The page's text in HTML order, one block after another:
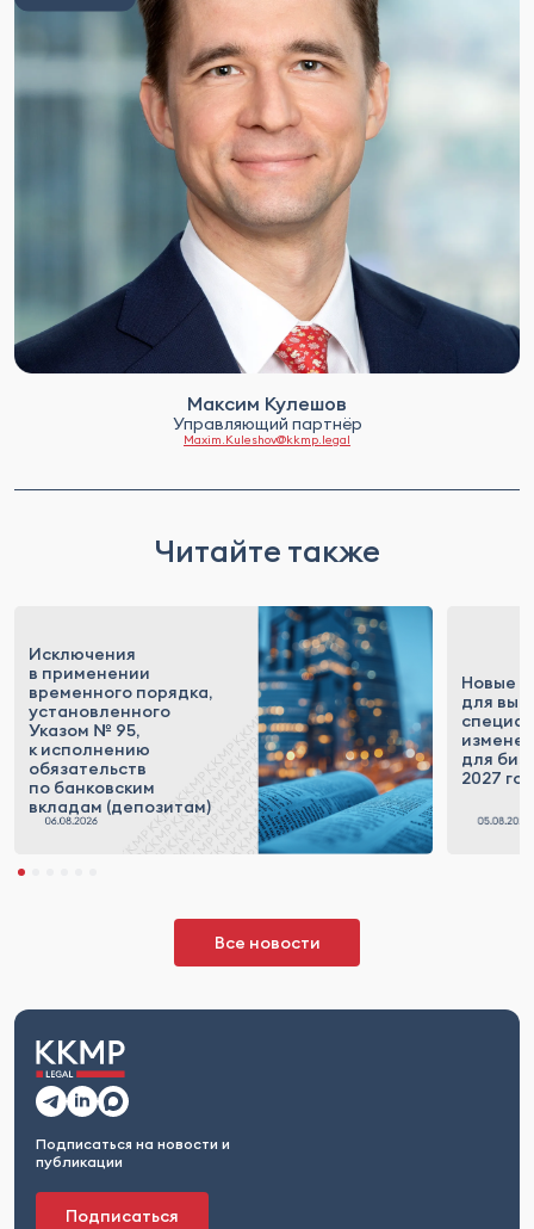
Максим Кулешов
Управляющий партнёр
Maxim.Kuleshov@kkmp.legal
Читайте также
Исключения
в применении
временного порядка,
установленного
Указом № 95,
к исполнению
обязательств
по банковским
вкладам (депозитам)
Новые
для
для
2027
Все новости
Подписаться на новости и
публикации
Подписаться